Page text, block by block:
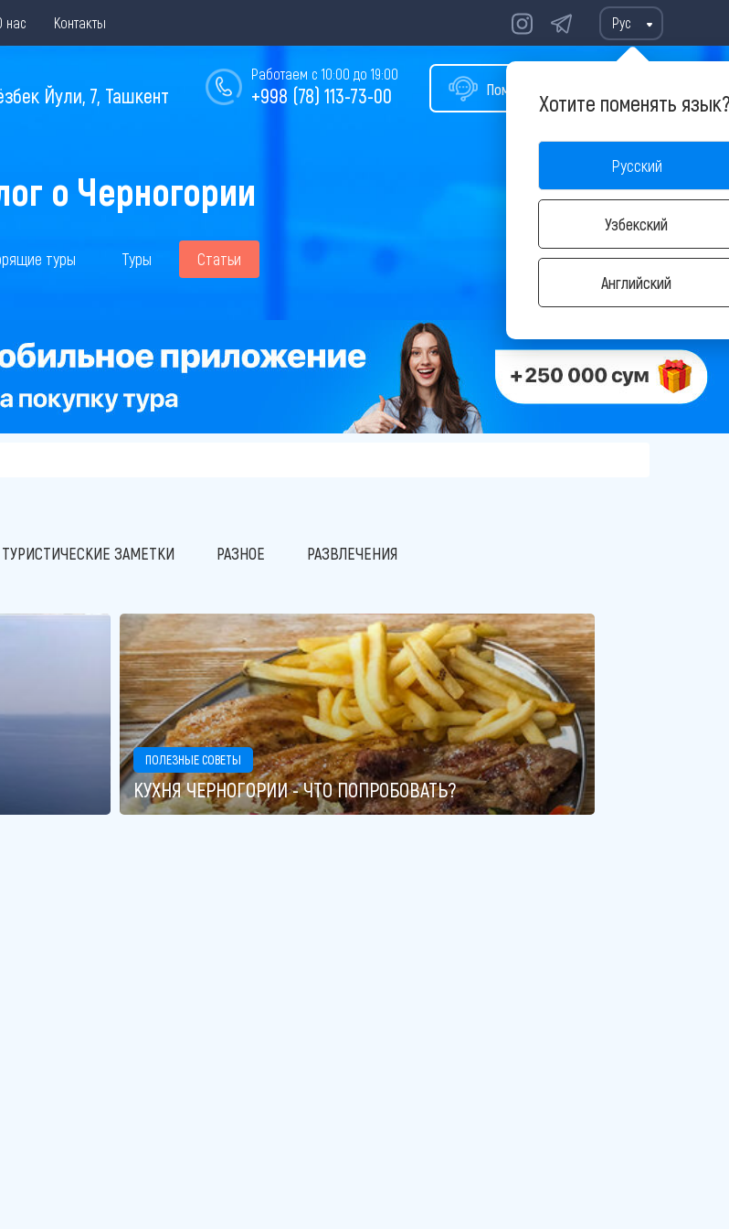
нас Контакты Рус
Хотите поменять
Русский
Узбекский
Английский
Помощь в подборе тура
Работаем с 10:00 до 19:00
+998 (78) 113-73-00
Йули, 7, Ташкент
о Черногории
туры Туры Статьи
ТУРИСТИЧЕСКИЕ ЗАМЕТКИ РАЗНОЕ РАЗВЛЕЧЕНИЯ
ПОЛЕЗНЫЕ СОВЕТЫ
КУХНЯ ЧЕРНОГОРИИ - ЧТО ПОПРОБОВАТЬ?